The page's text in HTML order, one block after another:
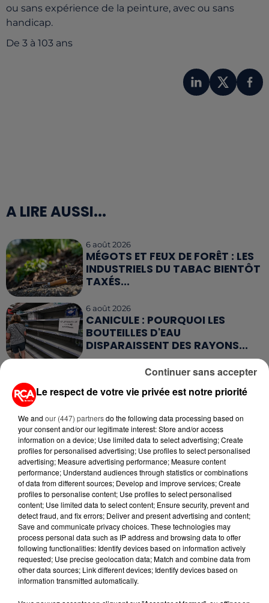
ou sans expérience de la peinture, avec ou sans
handicap.
De 3 à 103 ans
A LIRE AUSSI...
6 août 2026
MÉGOTS ET FEUX DE FORÊT : LES
INDUSTRIELS DU TABAC BIENTÔT
TAXÉS...
6 août 2026
CANICULE : POURQUOI LES
BOUTEILLES D'EAU
DISPARAISSENT DES RAYONS...
MANGER SAINEMENT COÛTE 25 %
PLUS CHER QU'IL Y A CINQ ANS,
5 août 2026
QUELLES SONT LES MARQUES QUI
OFFRENT LE MEILLEUR RAPPORT...
5 août 2026
MOUCHES : LES 5 RÉFLEXES À
ADOPTER POUR ÉVITER
L'INVASION CET ÉTÉ...
4 août 2026
ÉCLIPSE SOLAIRE DU 12 AOÛT : LA
RUÉE VERS LES LUNETTES DE...
Le respect de votre vie privée est notre priorité
We and our (447) partnersdo the following data processing based on
your consent and/or our legitimate interest: Store and/or access
information on a device; Use limited data to select advertising; Create
profiles for personalised advertising; Use profiles to select personalised
advertising; Measure advertising performance; Measure content
performance; Understand audiences through statistics or combinations
of data from different sources; Develop and improve services; Create
profiles to personalise content; Use profiles to select personalised
content; Use limited data to select content; Ensure security, prevent and
detect fraud, and fix errors; Deliver and present advertising and content;
Save and communicate privacy choices. These technologies may
process personal data such as IP address and browsing data to offer
following functionalities: Identify devices based on information actively
requested; Use precise geolocation data; Match and combine data from
other data sources; Link different devices; Identify devices based on
information transmitted automatically.
Continuer sans accepter